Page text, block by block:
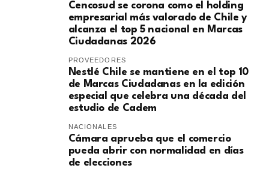
Cencosud se corona como el holding
empresarial más valorado de Chile y
alcanza el top 5 nacional en Marcas
Ciudadanas 2026
PROVEEDORES
Nestlé Chile se mantiene en el top 10
de Marcas Ciudadanas en la edición
especial que celebra una década del
estudio de Cadem
NACIONALES
Cámara aprueba que el comercio
pueda abrir con normalidad en días
de elecciones